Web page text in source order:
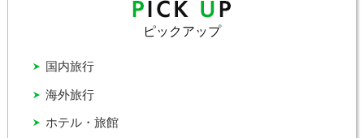
ピックアップ
ホテル・旅館
国内旅行
海外旅行